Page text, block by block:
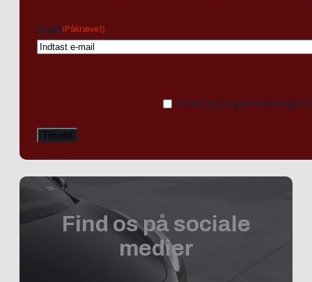
Email (Påkrævet)
Ja tak, jeg vil gerne modtage
Find os på sociale
medier